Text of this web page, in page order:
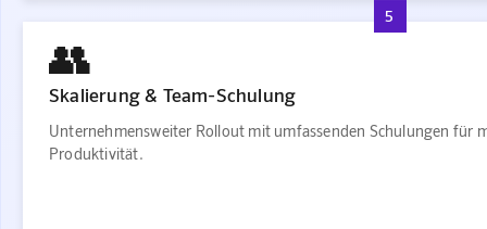
5
👥
Skalierung & Team-Schulung
Unternehmensweiter Rollout mit umfassenden Schulungen für
Produktivität.